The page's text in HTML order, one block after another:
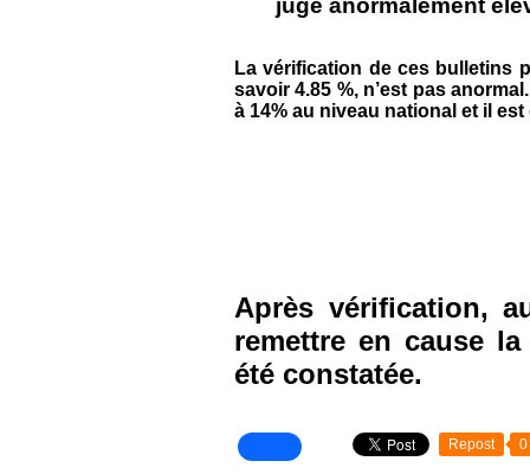
juge anormalement
La vérification de ces bulletins
savoir 4.85 %, n’est pas
à 14% au niveau national et il
Après vérification,
remettre en cause
été constatée.
Repost 0